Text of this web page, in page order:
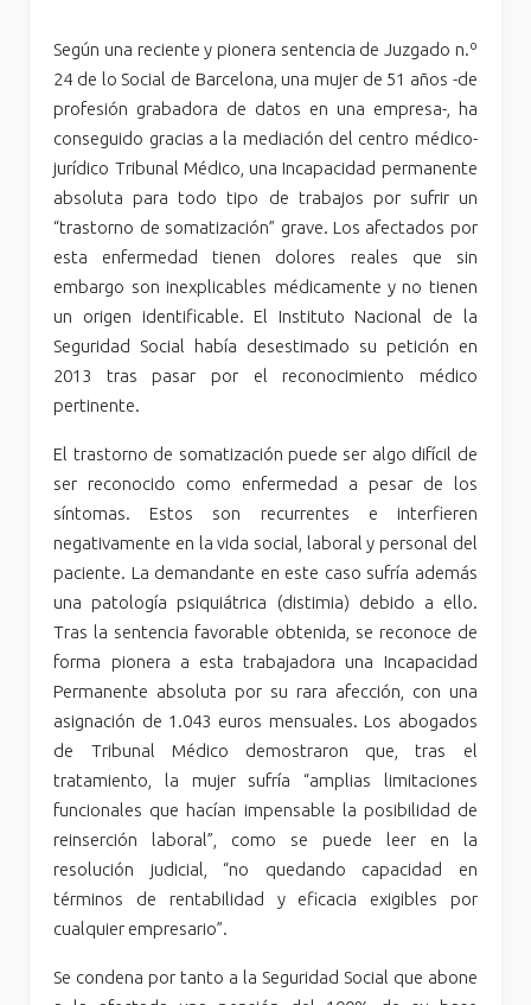
Según una reciente y pionera sentencia de Juzgado n.º
24 de lo Social de Barcelona, una mujer de 51 años -de
profesión grabadora de datos en una empresa-, ha
conseguido gracias a la mediación del centro médico-
jurídico Tribunal Médico, una Incapacidad permanente
absoluta para todo tipo de trabajos por sufrir un
“trastorno de somatización” grave. Los afectados por
esta enfermedad tienen dolores reales que sin
embargo son inexplicables médicamente y no tienen
un origen identificable. El Instituto Nacional de la
Seguridad Social había desestimado su petición en
2013 tras pasar por el reconocimiento médico
pertinente.
El trastorno de somatización puede ser algo difícil de
ser reconocido como enfermedad a pesar de los
síntomas. Estos son recurrentes e interfieren
negativamente en la vida social, laboral y personal del
paciente. La demandante en este caso sufría además
una patología psiquiátrica (distimia) debido a ello.
Tras la sentencia favorable obtenida, se reconoce de
forma pionera a esta trabajadora una Incapacidad
Permanente absoluta por su rara afección, con una
asignación de 1.043 euros mensuales. Los abogados
de Tribunal Médico demostraron que, tras el
tratamiento, la mujer sufría “amplias limitaciones
funcionales que hacían impensable la posibilidad de
reinserción laboral”, como se puede leer en la
resolución judicial, “no quedando capacidad en
términos de rentabilidad y eficacia exigibles por
cualquier empresario”.
Se condena por tanto a la Seguridad Social que abone